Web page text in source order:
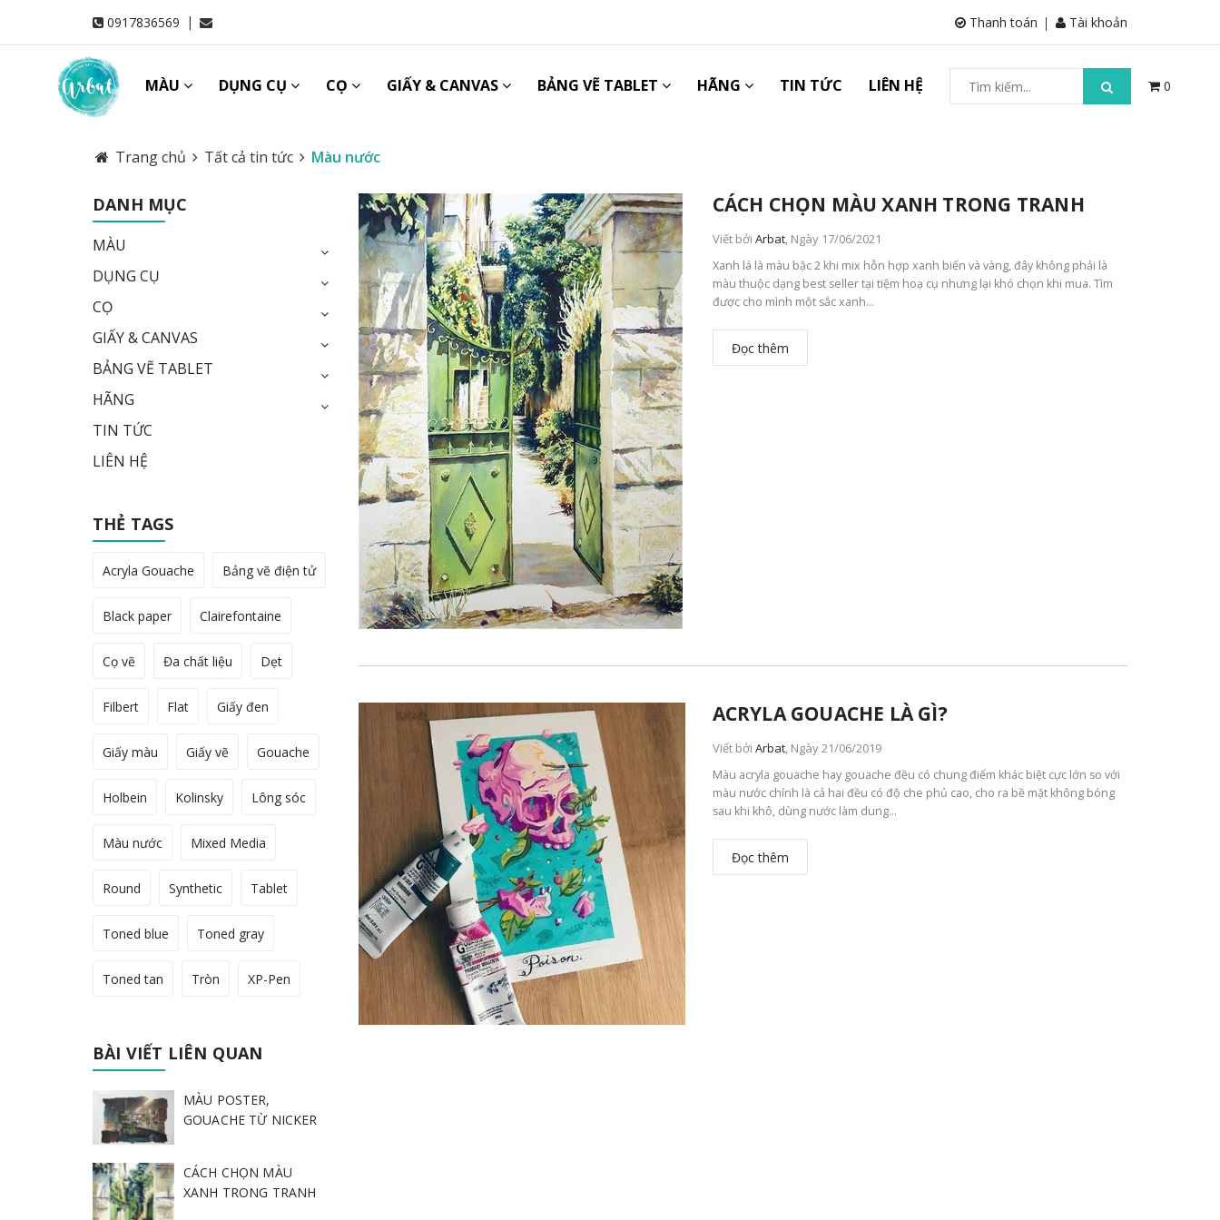
0917836569 | Tài khoản
Thanh toán
MÀU DỤNG CỤ CỌ GIẤY & CANVAS BẢNG VẼ TABLET HÃNG TIN TỨC LIÊN HỆ 0
Trang chủ Tất cả tin tức Màu nước
CÁCH CHỌN MÀU XANH TRONG TRANH
Viết bởi Arbat, Ngày 17/06/2021
Xanh lá là màu bậc 2 khi mix hỗn hợp xanh biển và vàng, đây không phải là
màu thuộc dạng best seller tại tiệm hoạ cụ nhưng lại khó chọn khi mua. Tìm
được cho mình một sắc xanh...
Đọc thêm
ACRYLA GOUACHE LÀ GÌ?
Viết bởi Arbat, Ngày 21/06/2019
Màu acryla gouache hay gouache đều có chung điểm khác biệt cực lớn so với
màu nước chính là cả hai đều có độ che phủ cao, cho ra bề mặt không bóng
sau khi khô, dùng nước làm dung...
Đọc thêm
DANH MỤC
MÀU
DỤNG CỤ
CỌ
GIẤY & CANVAS
BẢNG VẼ TABLET
HÃNG
TIN TỨC
LIÊN HỆ
THẺ TAGS
Acryla Gouache Bảng vẽ điện tử
Black paper Clairefontaine
Cọ vẽ Đa chất liệu Dẹt
Filbert Flat Giấy đen
Giấy màu Giấy vẽ Gouache
Holbein Kolinsky Lông sóc
Màu nước Mixed Media
Round Synthetic Tablet
Toned blue Toned gray
Toned tan Tròn XP-Pen
BÀI VIẾT LIÊN QUAN
MÀU POSTER,
GOUACHE TỪ NICKER
CÁCH CHỌN MÀU
XANH TRONG TRANH